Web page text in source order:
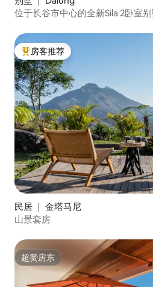
位于长谷市中心的全新Sila 2卧室
热门「房客推荐」
房客推荐
民居 ｜ 金塔马尼
山景套房
超赞房东
超赞房东